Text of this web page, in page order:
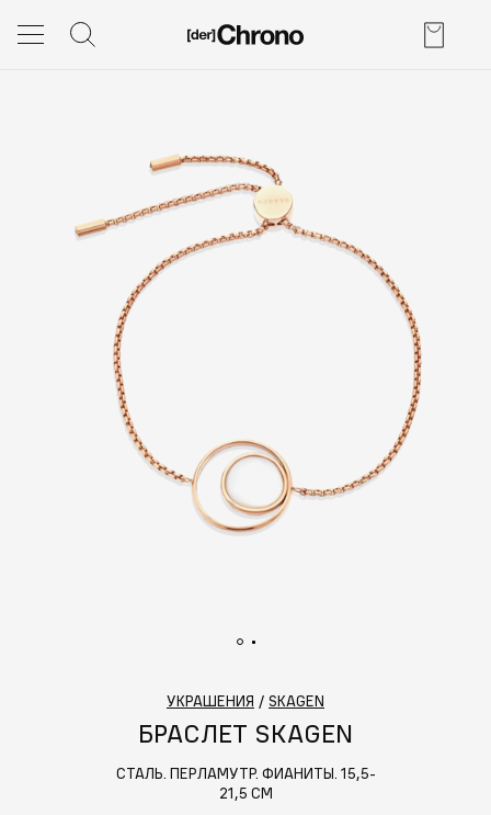
УКРАШЕНИЯ / SKAGEN
БРАСЛЕТ SKAGEN
СТАЛЬ. ПЕРЛАМУТР. ФИАНИТЫ. 15,5-
21,5 СМ